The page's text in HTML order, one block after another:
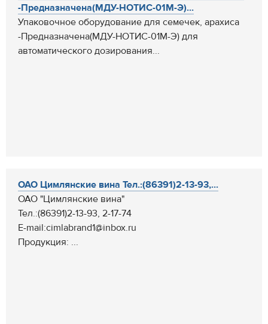
-Предназначена(МДУ-НОТИС-01М-Э)...
Упаковочное оборудование для семечек, арахиса
-Предназначена(МДУ-НОТИС-01М-Э) для
автоматического дозирования...
ОАО Цимлянские вина Тел.:(86391)2-13-93,...
ОАО "Цимлянские вина"
Тел.:(86391)2-13-93, 2-17-74
E-mail:cimlabrand1@inbox.ru
Продукция: ...